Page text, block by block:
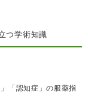
つ学術知識
「認知症」の服薬指